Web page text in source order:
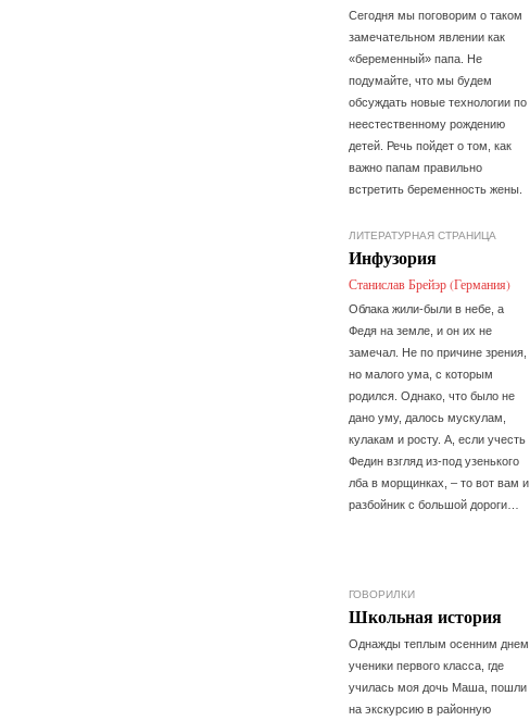
Сегодня мы поговорим о таком
замечательном явлении как
«беременный» папа. Не
подумайте, что мы будем
обсуждать новые технологии по
неестественному рождению
детей. Речь пойдет о том, как
важно папам правильно
встретить беременность жены.
ЛИТЕРАТУРНАЯ СТРАНИЦА
Инфузория
Станислав Брейэр (Германия)
Облака жили-были в небе, а
Федя на земле, и он их не
замечал. Не по причине зрения,
но малого ума, с которым
родился. Однако, что было не
дано уму, далось мускулам,
кулакам и росту. А, если учесть
Федин взгляд из-под узенького
лба в морщинках, – то вот вам и
разбойник с большой дороги…
ГОВОРИЛКИ
Школьная история
Однажды теплым осенним днем
ученики первого класса, где
училась моя дочь Маша, пошли
на экскурсию в районную